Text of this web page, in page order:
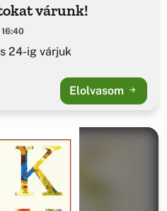
várunk!
24-ig várjuk
Elolvasom